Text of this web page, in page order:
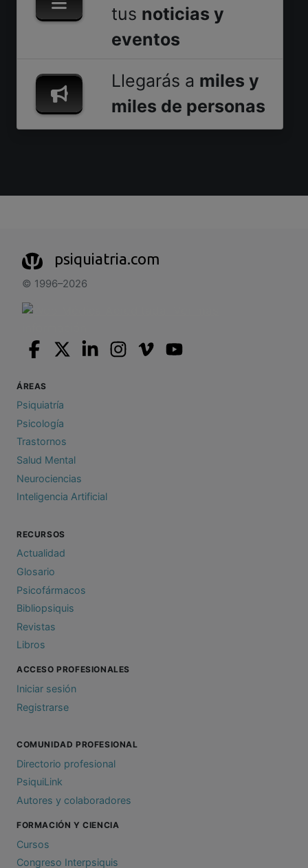
tus noticias y
eventos
Llegarás a miles y
miles de personas
psiquiatria.com
© 1996–2026
ÁREAS
Psiquiatría
Psicología
Trastornos
Salud Mental
Neurociencias
Inteligencia Artificial
RECURSOS
Actualidad
Glosario
Psicofármacos
Bibliopsiquis
Revistas
Libros
ACCESO PROFESIONALES
Iniciar sesión
Registrarse
COMUNIDAD PROFESIONAL
Directorio profesional
PsiquiLink
Autores y colaboradores
FORMACIÓN Y CIENCIA
Cursos
Congreso Interpsiquis